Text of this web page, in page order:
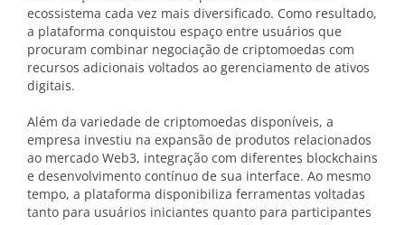
ecossistema cada vez mais diversificado. Como resultado,
a plataforma conquistou espaço entre usuários que
procuram combinar negociação de criptomoedas com
recursos adicionais voltados ao gerenciamento de ativos
digitais.
Além da variedade de criptomoedas disponíveis, a
empresa investiu na expansão de produtos relacionados
ao mercado Web3, integração com diferentes blockchains
e desenvolvimento contínuo de sua interface. Ao mesmo
tempo, a plataforma disponibiliza ferramentas voltadas
tanto para usuários iniciantes quanto para participantes